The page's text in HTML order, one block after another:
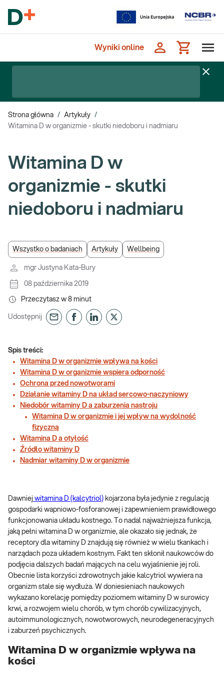
Wyniki online
Strona główna / Artykuły /
Witamina D w organizmie - skutki niedoboru i nadmiaru
Witamina D w
organizmie - skutki
niedoboru i nadmiaru
Wszystko o badaniach Artykuły Wellbeing
mgr Justyna Kata-Bury
08 października 2019
Przeczytasz w 8 minut
Udostępnij
Spis treści:
Witamina D w organizmie wpływa na kości
Witamina D w organizmie wspiera odporność
Ochrona przed nowotworami
Działanie witaminy D na układ sercowo-naczyniowy
Niedobór witaminy D a zaburzenia nastroju
Witamina D w organizmie i jej wpływ na wydolność
fizyczną
Witamina D a otyłość
Źródło witaminy D
Nadmiar witaminy D w organizmie
Dawniej witamina D (kalcytriol) kojarzona była jedynie z regulacją
gospodarki wapniowo-fosforanowej i zapewnieniem prawidłowego
funkcjonowania układu kostnego. To nadal najważniejsza funkcja,
jaką pełni witamina D w organizmie, ale okazało się jednak, że
receptory dla witaminy D znajdują się również w wielu tkankach i
narządach poza układem kostnym. Fakt ten skłonił naukowców do
podjęcia dalszych badań mających na celu wyjaśnienie jej roli.
Obecnie lista korzyści zdrowotnych jakie kalcytriol wywiera na
organizm stale się wydłuża. W doniesieniach naukowych
wykazano korelację pomiędzy poziomem witaminy D w surowicy
krwi, a rozwojem wielu chorób, w tym chorób cywilizacyjnych,
autoimmunologicznych, nowotworowych, neurodegeneracyjnych
i zaburzeń psychicznych.
Witamina D w organizmie wpływa na
kości